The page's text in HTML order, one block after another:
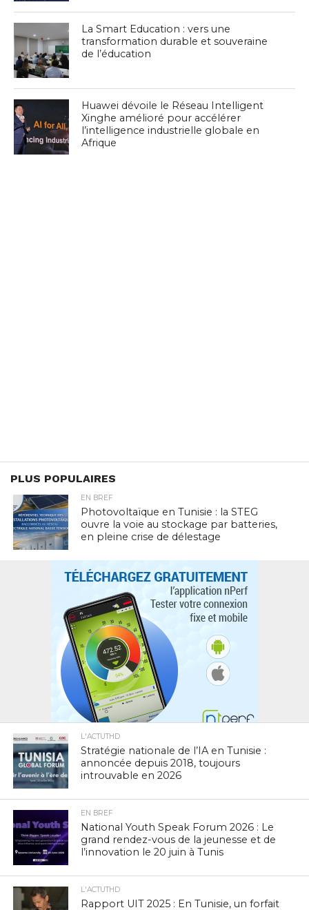
La Smart Education : vers une
transformation durable et souveraine
de l’éducation
Huawei dévoile le Réseau Intelligent
Xinghe amélioré pour accélérer
l’intelligence industrielle globale en
Afrique
PLUS POPULAIRES
EN BREF
Photovoltaïque en Tunisie : la STEG
ouvre la voie au stockage par batteries,
en pleine crise de délestage
L'ACTUTHD
Stratégie nationale de l’IA en Tunisie :
annoncée depuis 2018, toujours
introuvable en 2026
EN BREF
National Youth Speak Forum 2026 : Le
grand rendez-vous de la jeunesse et de
l’innovation le 20 juin à Tunis
L'ACTUTHD
Rapport UIT 2025 : En Tunisie, un forfait